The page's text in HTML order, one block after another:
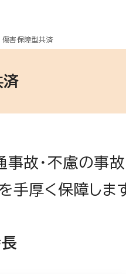
傷害保障型共済
済
故・不慮の事故
手厚く保障しま